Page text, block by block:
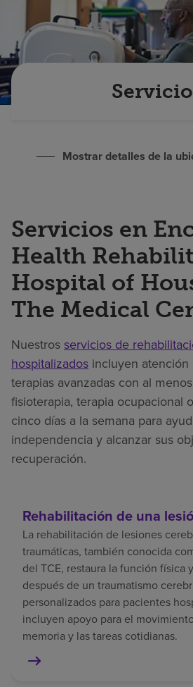
Empleos
Pagar mi factura
Mostrar detalles de la
Servicios en
Health
Hospital of
The Medical
Nuestros servicios de
hospitalizados incluyen
terapias avanzadas con al
fisioterapia, terapia ocupacional
cinco días a la semana para
independencia y alcanzar sus
recuperación.
Rehabilitación de una
La rehabilitación de lesiones
traumáticas, también conocida
del TCE, restaura la función física
después de un traumatismo
personalizados para pacientes
incluyen apoyo para el
memoria y las tareas cotidianas.